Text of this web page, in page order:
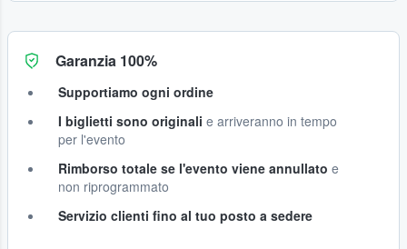
Garanzia 100%
Supportiamo ogni ordine
I biglietti sono originali e arriveranno in tempo
per l'evento
Rimborso totale se l'evento viene annullato e
non riprogrammato
Servizio clienti fino al tuo posto a sedere